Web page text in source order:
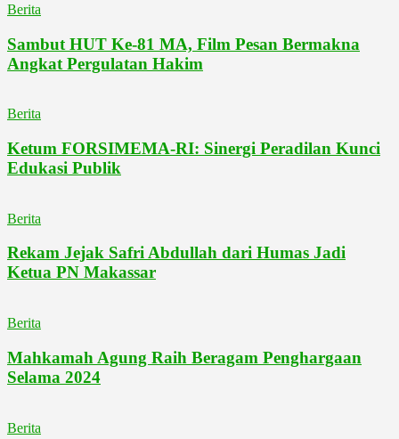
Berita
Sambut HUT Ke-81 MA, Film Pesan Bermakna
Angkat Pergulatan Hakim
Berita
Ketum FORSIMEMA-RI: Sinergi Peradilan Kunci
Edukasi Publik
Berita
Rekam Jejak Safri Abdullah dari Humas Jadi
Ketua PN Makassar
Berita
Mahkamah Agung Raih Beragam Penghargaan
Selama 2024
Berita